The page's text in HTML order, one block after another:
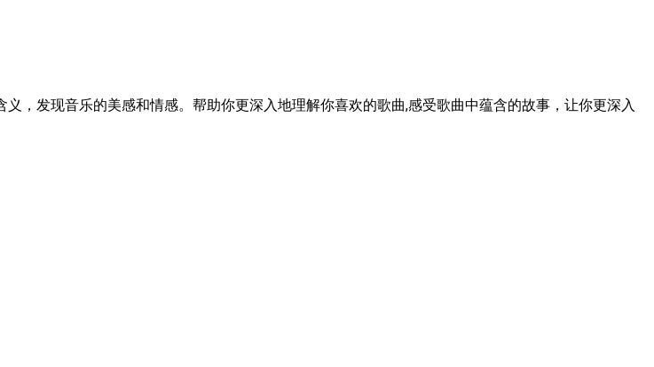
，发现音乐的美感和情感。帮助你更深入地理解你喜欢的歌曲,感受歌曲中蕴含的故事，让你更深入